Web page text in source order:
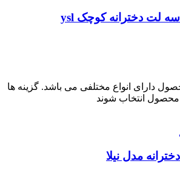
دارای انواع مختلفی می باشد. گزینه ها
انتخاب شوند